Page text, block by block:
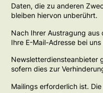
Daten, die zu anderen
bleiben hiervon unberührt.
Nach Ihrer Austragung
Ihre E-Mail-Adresse bei
Newsletterdiensteanbieter
sofern dies zur
Mailings erforderlich ist.